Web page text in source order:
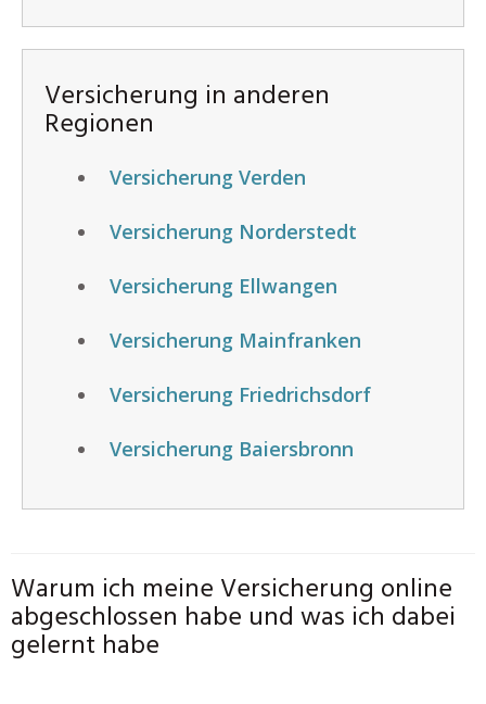
Versicherung in anderen
Regionen
Versicherung Verden
Versicherung Norderstedt
Versicherung Ellwangen
Versicherung Mainfranken
Versicherung Friedrichsdorf
Versicherung Baiersbronn
Warum ich meine Versicherung online
abgeschlossen habe und was ich dabei
gelernt habe